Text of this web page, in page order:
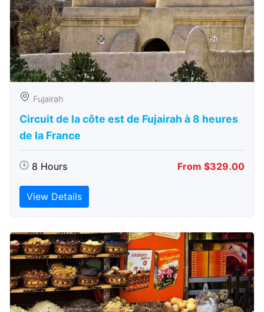
Fujairah
Circuit de la côte est de Fujairah à 8 heures
de la France
8 Hours From $329.00
View Details